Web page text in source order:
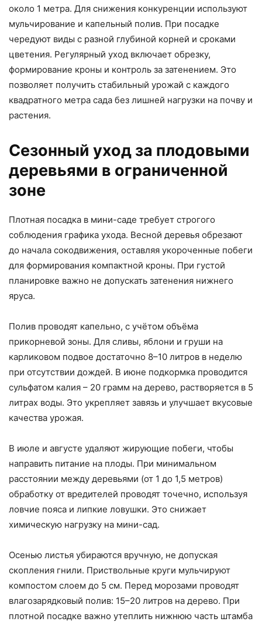
около 1 метра. Для снижения конкуренции используют
мульчирование и капельный полив. При посадке
чередуют виды с разной глубиной корней и сроками
цветения. Регулярный уход включает обрезку,
формирование кроны и контроль за затенением. Это
позволяет получить стабильный урожай с каждого
квадратного метра сада без лишней нагрузки на почву и
растения.
Сезонный уход за плодовыми
деревьями в ограниченной
зоне
Плотная посадка в мини-саде требует строгого
соблюдения графика ухода. Весной деревья обрезают
до начала сокодвижения, оставляя укороченные побеги
для формирования компактной кроны. При густой
планировке важно не допускать затенения нижнего
яруса.
Полив проводят капельно, с учётом объёма
прикорневой зоны. Для сливы, яблони и груши на
карликовом подвое достаточно 8–10 литров в неделю
при отсутствии дождей. В июне подкормка проводится
сульфатом калия – 20 грамм на дерево, растворяется в 5
литрах воды. Это укрепляет завязь и улучшает вкусовые
качества урожая.
В июле и августе удаляют жирующие побеги, чтобы
направить питание на плоды. При минимальном
расстоянии между деревьями (от 1 до 1,5 метров)
обработку от вредителей проводят точечно, используя
ловчие пояса и липкие ловушки. Это снижает
химическую нагрузку на мини-сад.
Осенью листья убираются вручную, не допуская
скопления гнили. Приствольные круги мульчируют
компостом слоем до 5 см. Перед морозами проводят
влагозарядковый полив: 15–20 литров на дерево. При
плотной посадке важно утеплить нижнюю часть штамба